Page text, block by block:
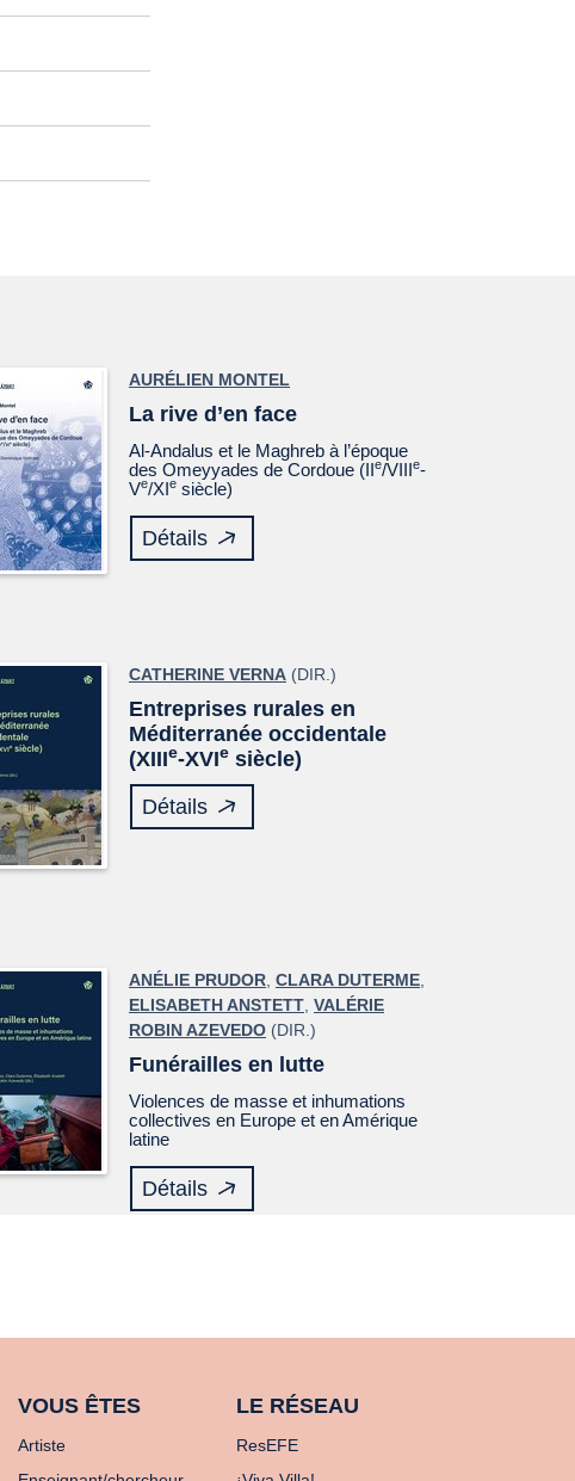
AURÉLIEN MONTEL
La rive d’en face
Al-Andalus et le Maghreb à l’époque
des Omeyyades de Cordoue (IIe/VIIIe-
Ve/XIe siècle)
Détails
CATHERINE VERNA (DIR.)
Entreprises rurales en
Méditerranée occidentale
(XIIIe-XVIe siècle)
Détails
ANÉLIE PRUDOR CLARA DUTERME
ELISABETH ANSTETT VALÉRIE
ROBIN AZEVEDO (DIR.)
Funérailles en lutte
Violences de masse et inhumations
collectives en Europe et en Amérique
latine
Détails
VOUS ÊTES
Artiste
LE RÉSEAU
ResEFE